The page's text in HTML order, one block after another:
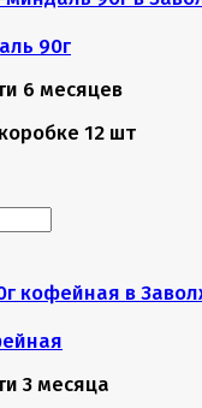
90г
6 месяцев
12 шт
3 месяца